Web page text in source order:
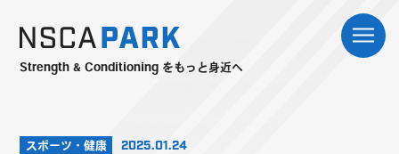
Strength & Conditioning をもっと身近へ
スポーツ・健康 2025.01.24